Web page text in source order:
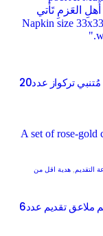
تركواز عدد20
التقديم ,هدية اقل من
ملاعق تقديم عدد6